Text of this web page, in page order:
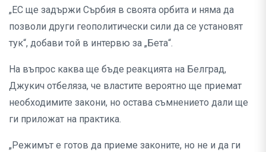
„ЕС ще задържи Сърбия в своята орбита и няма да
позволи други геополитически сили да се установят
тук“, добави той в интервю за „Бета“.
На въпрос каква ще бъде реакцията на Белград,
Джукич отбеляза, че властите вероятно ще приемат
необходимите закони, но остава съмнението дали ще
ги приложат на практика.
„Режимът е готов да приеме законите, но не и да ги